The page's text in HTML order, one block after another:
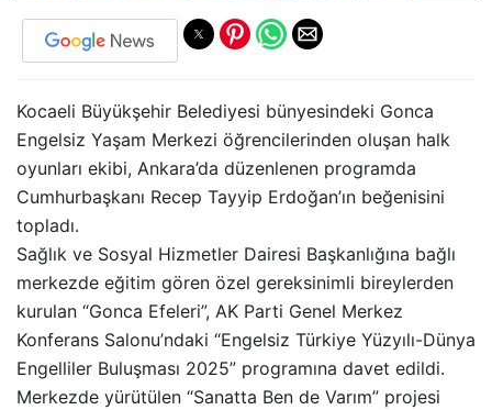
Kocaeli Büyükşehir Belediyesi bünyesindeki Gonca
Engelsiz Yaşam Merkezi öğrencilerinden oluşan halk
oyunları ekibi, Ankara’da düzenlenen programda
Cumhurbaşkanı Recep Tayyip Erdoğan’ın beğenisini
topladı.
Sağlık ve Sosyal Hizmetler Dairesi Başkanlığına bağlı
merkezde eğitim gören özel gereksinimli bireylerden
kurulan “Gonca Efeleri”, AK Parti Genel Merkez
Konferans Salonu’ndaki “Engelsiz Türkiye Yüzyılı-Dünya
Engelliler Buluşması 2025” programına davet edildi.
Merkezde yürütülen “Sanatta Ben de Varım” projesi